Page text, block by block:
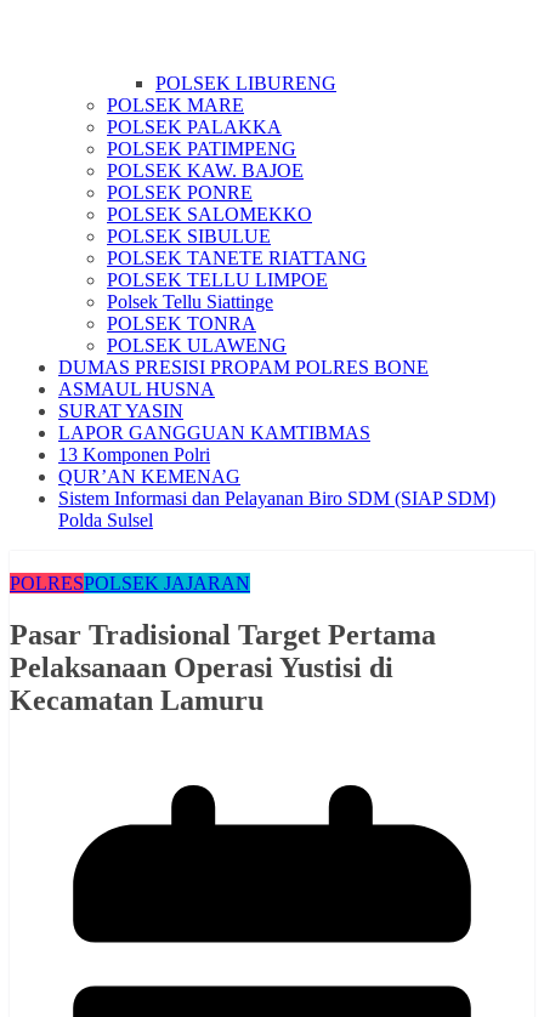
POLSEK LIBURENG
POLSEK MARE
POLSEK PALAKKA
POLSEK PATIMPENG
POLSEK KAW. BAJOE
POLSEK PONRE
POLSEK SALOMEKKO
POLSEK SIBULUE
POLSEK TANETE RIATTANG
POLSEK TELLU LIMPOE
Polsek Tellu Siattinge
POLSEK TONRA
POLSEK ULAWENG
DUMAS PRESISI PROPAM POLRES BONE
ASMAUL HUSNA
SURAT YASIN
LAPOR GANGGUAN KAMTIBMAS
13 Komponen Polri
QUR’AN KEMENAG
Sistem Informasi dan Pelayanan Biro SDM (SIAP SDM)
Polda Sulsel
POLRESPOLSEK JAJARAN
Pasar Tradisional Target Pertama
Pelaksanaan Operasi Yustisi di
Kecamatan Lamuru